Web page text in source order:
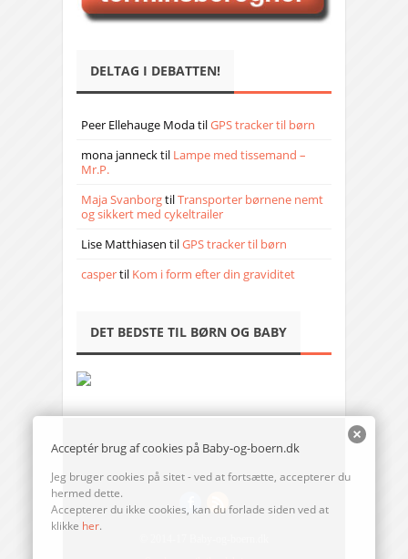
DELTAG I DEBATTEN!
Peer Ellehauge ModatilGPS tracker til børn
mona jannecktil Lampe med tissemand –
Mr.P.
Maja SvanborgtilTransporter børnene nemt
og sikkert med cykeltrailer
Lise Matthiasen tilGPS tracker til børn
caspertil Kom i form efter din graviditet
DET BEDSTE TIL BØRN OG BABY
Acceptér brug af cookies på Baby-og-boern.dk
Jeg bruger cookies på sitet - ved at fortsætte, accepterer du
hermed dette.
Accepterer du ikke cookies, kan du forlade siden ved at
klikke her.